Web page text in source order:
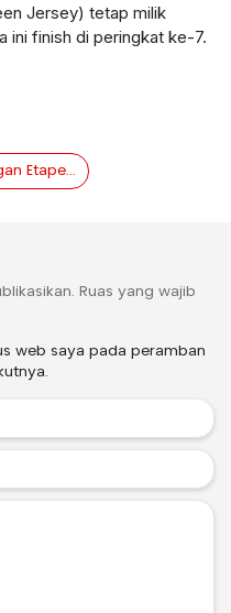
Jersey) tetap milik
ini finish di peringkat ke-7.
Pertarungan Etape Tiga Tour de Banyuwangi Ijen Kian Panas
Ruas yang wajib
web saya pada peramban